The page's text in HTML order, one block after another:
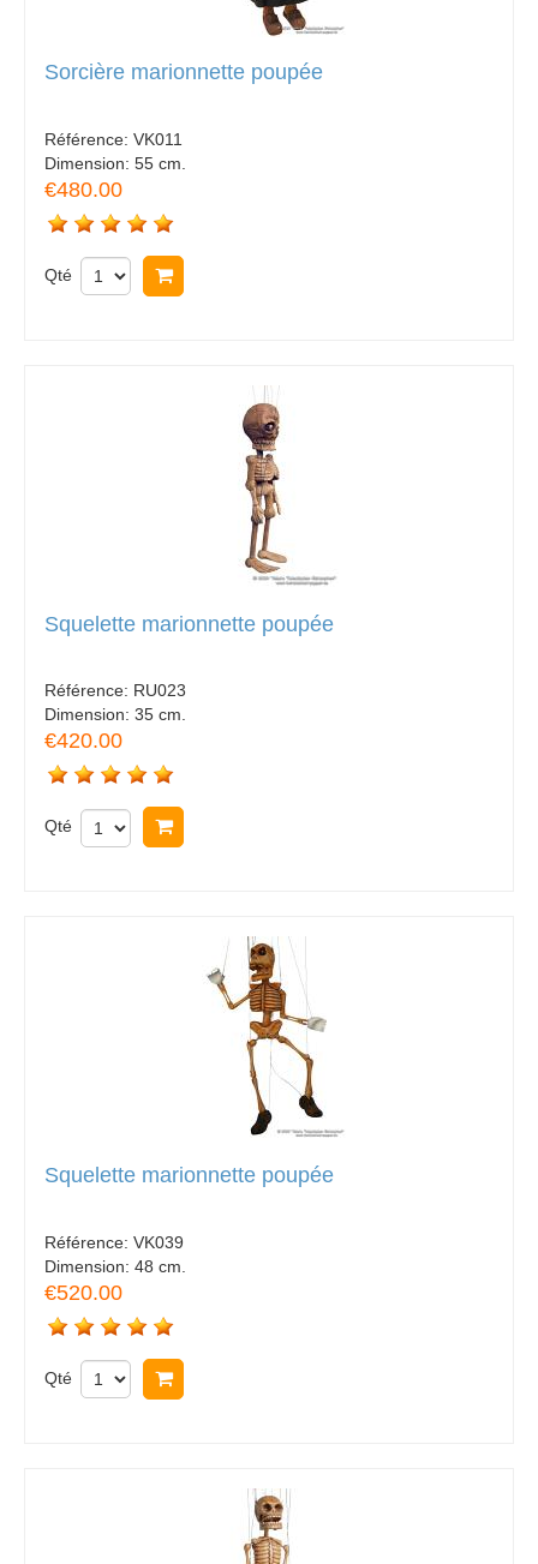
Sorcière marionnette poupée
Référence: VK011
Dimension: 55 cm.
€480.00
Qté
Squelette marionnette poupée
Référence: RU023
Dimension: 35 cm.
€420.00
Qté
Squelette marionnette poupée
Référence: VK039
Dimension: 48 cm.
€520.00
Qté